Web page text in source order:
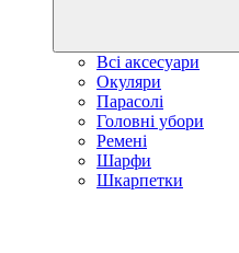
Всі аксесуари
Окуляри
Парасолі
Головні убори
Ремені
Шарфи
Шкарпетки